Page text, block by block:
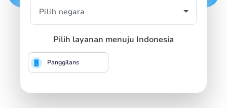
Pilih layanan menuju Indonesia
Panggilans